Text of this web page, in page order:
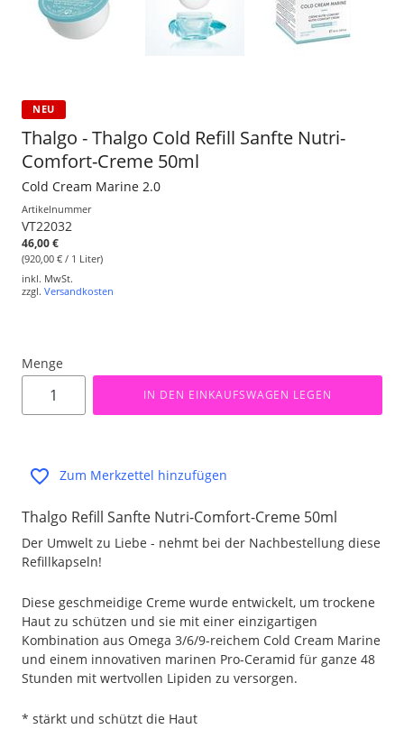
NEU
Thalgo - Thalgo Cold Refill Sanfte Nutri-
Comfort-Creme 50ml
Cold Cream Marine 2.0
Artikelnummer
VT22032
46,00 €
(920,00 € / 1 Liter)
inkl. MwSt.
zzgl. Versandkosten
Menge
IN DEN EINKAUFSWAGEN LEGEN
Zum Merkzettel hinzufügen
Thalgo Refill Sanfte Nutri-Comfort-Creme 50ml
Der Umwelt zu Liebe - nehmt bei der Nachbestellung diese
Refillkapseln!
Diese geschmeidige Creme wurde entwickelt, um trockene
Haut zu schützen und sie mit einer einzigartigen
Kombination aus Omega 3/6/9-reichem Cold Cream Marine
und einem innovativen marinen Pro-Ceramid für ganze 48
Stunden mit wertvollen Lipiden zu versorgen.
* stärkt und schützt die Haut